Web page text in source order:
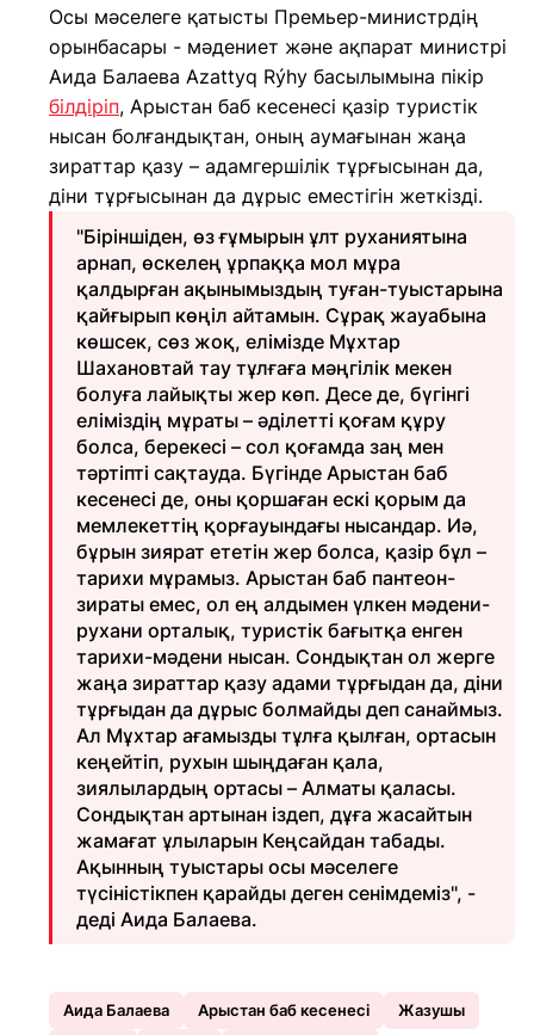
Осы мәселеге қатысты Премьер-министрдің
орынбасары - мәдениет және ақпарат министрі
Аида Балаева Azattyq Rýhy басылымына пікір
білдіріп, Арыстан баб кесенесі қазір туристік
нысан болғандықтан, оның аумағынан жаңа
зираттар қазу – адамгершілік тұрғысынан да,
діни тұрғысынан да дұрыс еместігін жеткізді.
"Біріншіден, өз ғұмырын ұлт руханиятына
арнап, өскелең ұрпаққа мол мұра
қалдырған ақынымыздың туған-туыстарына
қайғырып көңіл айтамын. Сұрақ жауабына
көшсек, сөз жоқ, елімізде Мұхтар
Шахановтай тау тұлғаға мәңгілік мекен
болуға лайықты жер көп. Десе де, бүгінгі
еліміздің мұраты – әділетті қоғам құру
болса, берекесі – сол қоғамда заң мен
тәртіпті сақтауда. Бүгінде Арыстан баб
кесенесі де, оны қоршаған ескі қорым да
мемлекеттің қорғауындағы нысандар. Иә,
бұрын зиярат ететін жер болса, қазір бұл –
тарихи мұрамыз. Арыстан баб пантеон-
зираты емес, ол ең алдымен үлкен мәдени-
рухани орталық, туристік бағытқа енген
тарихи-мәдени нысан. Сондықтан ол жерге
жаңа зираттар қазу адами тұрғыдан да, діни
тұрғыдан да дұрыс болмайды деп санаймыз.
Ал Мұхтар ағамызды тұлға қылған, ортасын
кеңейтіп, рухын шыңдаған қала,
зиялылардың ортасы – Алматы қаласы.
Сондықтан артынан іздеп, дұға жасайтын
жамағат ұлыларын Кеңсайдан табады.
Ақынның туыстары осы мәселеге
түсіністікпен қарайды деген сенімдеміз", -
деді Аида Балаева.
Аида Балаева Арыстан баб кесенесі
Жазушы